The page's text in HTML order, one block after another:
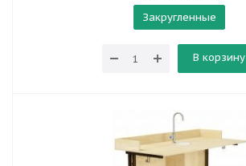
Закругленные
В корзину